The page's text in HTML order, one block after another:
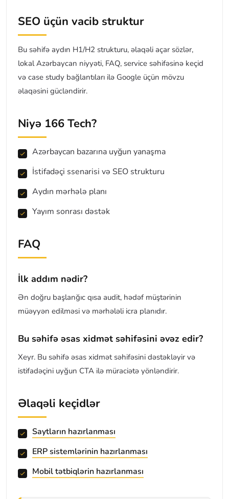
SEO üçün vacib struktur
Bu səhifə aydın H1/H2 strukturu, əlaqəli açar sözlər,
lokal Azərbaycan niyyəti, FAQ, service səhifəsinə keçid
və case study bağlantıları ilə Google üçün mövzu
əlaqəsini gücləndirir.
Niyə 166 Tech?
Azərbaycan bazarına uyğun yanaşma
İstifadəçi ssenarisi və SEO strukturu
Aydın mərhələ planı
Yayım sonrası dəstək
FAQ
İlk addım nədir?
Ən doğru başlanğıc qısa audit, hədəf müştərinin
müəyyən edilməsi və mərhələli icra planıdır.
Bu səhifə əsas xidmət səhifəsini əvəz edir?
Xeyr. Bu səhifə əsas xidmət səhifəsini dəstəkləyir və
istifadəçini uyğun CTA ilə müraciətə yönləndirir.
Əlaqəli keçidlər
Saytların hazırlanması
ERP sistemlərinin hazırlanması
Mobil tətbiqlərin hazırlanması